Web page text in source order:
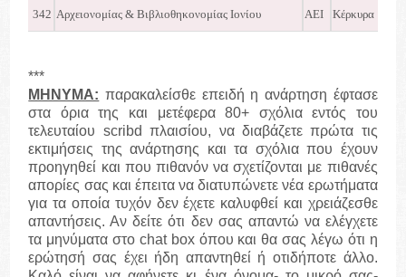
342 Αρχειονομίας & Βιβλιοθηκονομίας Ιονίου ΑΕΙ Κέρκυρα
***
ΜΗΝΥΜΑ: παρακαλείσθε επειδή η ανάρτηση έφτασε
στα όρια της και μετέφερα 80+ σχόλια εντός του
τελευταίου scribd πλαισίου, να διαβάζετε πρώτα τις
εκτιμήσεις της ανάρτησης και τα σχόλια που έχουν
προηγηθεί και που πιθανόν να σχετίζονται με πιθανές
απορίες σας και έπειτα να διατυπώνετε νέα ερωτήματα
για τα οποία τυχόν δεν έχετε καλυφθεί και χρειάζεσθε
απαντήσεις. Αν δείτε ότι δεν σας απαντώ να ελέγχετε
τα μηνύματα στο chat box όπου και θα σας λέγω ότι η
ερώτησή σας έχει ήδη απαντηθεί ή οτιδήποτε άλλο.